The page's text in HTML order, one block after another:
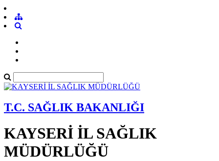
T.C. SAĞLIK BAKANLIĞI
KAYSERİ İL SAĞLIK
MÜDÜRLÜĞÜ